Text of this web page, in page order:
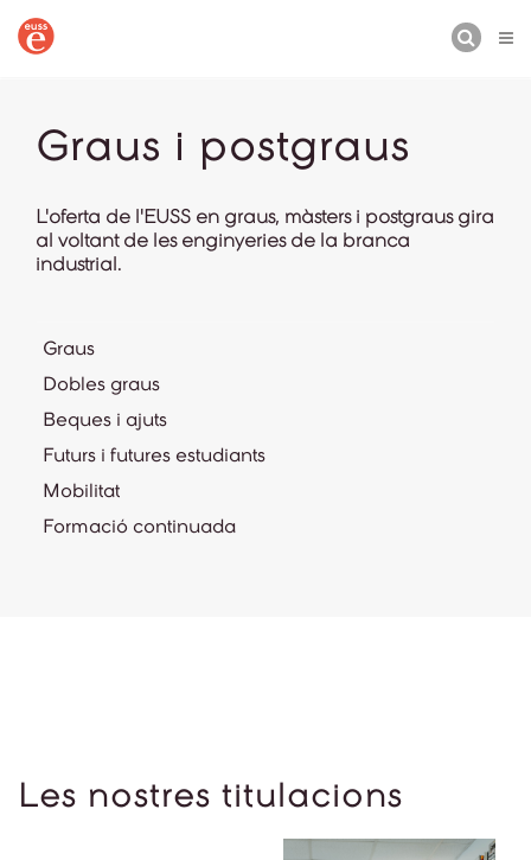
Graus i postgraus
L'oferta de l'EUSS en graus, màsters i postgraus gira
al voltant de les enginyeries de la branca
industrial.
Graus
Dobles graus
Beques i ajuts
Futurs i futures estudiants
Mobilitat
Formació continuada
Les nostres titulacions